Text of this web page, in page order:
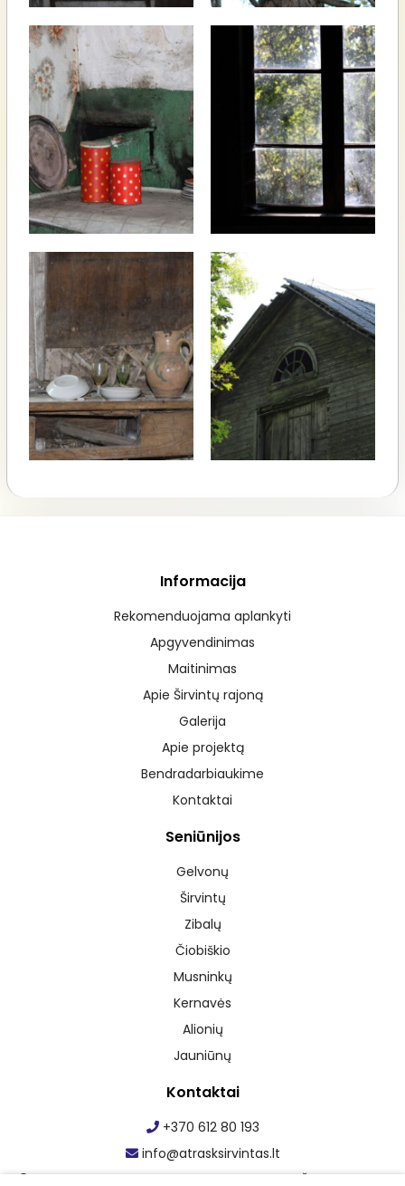
Informacija
Rekomenduojama aplankyti
Apgyvendinimas
Maitinimas
Apie Širvintų rajoną
Galerija
Apie projektą
Bendradarbiaukime
Kontaktai
Seniūnijos
Gelvonų
Širvintų
Zibalų
Čiobiškio
Musninkų
Kernavės
Alionių
Jauniūnų
Kontaktai
+370 612 80 193
info@atrasksirvintas.lt
Maumedžio g. 1, Staškūniškio k., Zibalų sen., Širvintų r. sav.